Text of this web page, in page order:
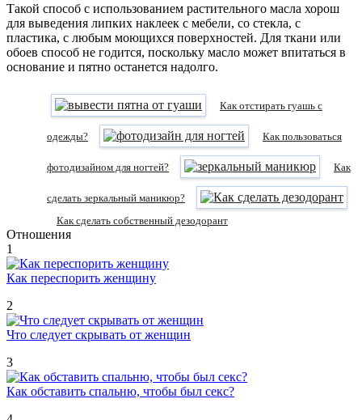
Такой способ с использованием растительного масла хорош
для выведения липких наклеек с мебели, со стекла, с
пластика, с любым моющихся поверхностей. Для ткани или
обоев способ не годится, поскольку масло может впитаться в
основание и пятно останется надолго.
Как отстирать гуашь с
одежды? Как пользоваться
фотодизайном для ногтей? Как
сделать зеркальный маникюр?
Как сделать собственный дезодорант
Отношения
1
Как переспорить женщину
2
Что следует скрывать от женщин
3
Как обставить спальню, чтобы был секс?